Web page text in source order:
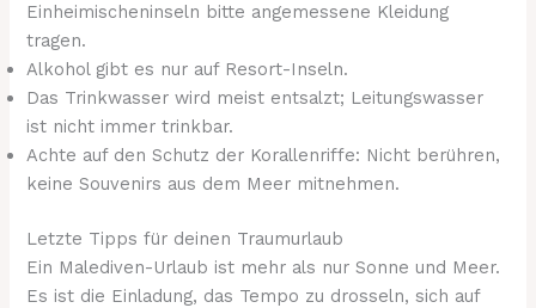
Einheimischeninseln bitte angemessene Kleidung
tragen.
Alkohol gibt es nur auf Resort-Inseln.
Das Trinkwasser wird meist entsalzt; Leitungswasser
ist nicht immer trinkbar.
Achte auf den Schutz der Korallenriffe: Nicht berühren,
keine Souvenirs aus dem Meer mitnehmen.
Letzte Tipps für deinen Traumurlaub
Ein Malediven-Urlaub ist mehr als nur Sonne und Meer.
Es ist die Einladung, das Tempo zu drosseln, sich auf